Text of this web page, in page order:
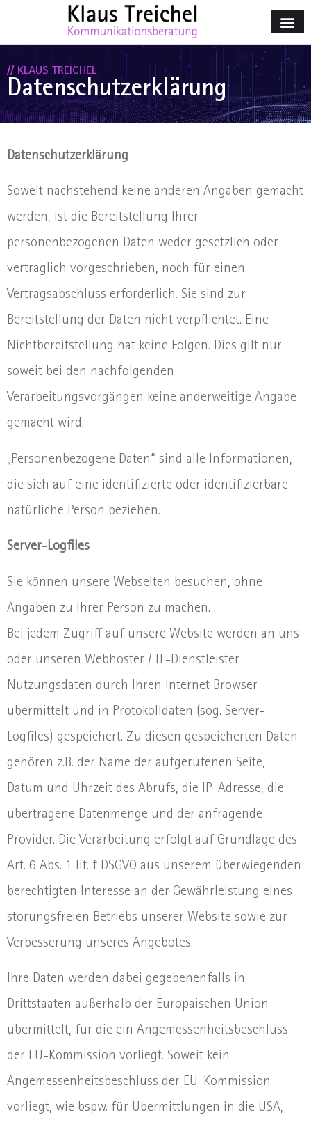
// KLAUS TREICHEL
Datenschutzerklärung
Datenschutzerklärung
Soweit nachstehend keine anderen Angaben gemacht
werden, ist die Bereitstellung Ihrer
personenbezogenen Daten weder gesetzlich oder
vertraglich vorgeschrieben, noch für einen
Vertragsabschluss erforderlich. Sie sind zur
Bereitstellung der Daten nicht verpflichtet. Eine
Nichtbereitstellung hat keine Folgen. Dies gilt nur
soweit bei den nachfolgenden
Verarbeitungsvorgängen keine anderweitige Angabe
gemacht wird.
„Personenbezogene Daten“ sind alle Informationen,
die sich auf eine identifizierte oder identifizierbare
natürliche Person beziehen.
Server-Logfiles
Sie können unsere Webseiten besuchen, ohne
Angaben zu Ihrer Person zu machen.
Bei jedem Zugriff auf unsere Website werden an uns
oder unseren Webhoster / IT-Dienstleister
Nutzungsdaten durch Ihren Internet Browser
übermittelt und in Protokolldaten (sog. Server-
Logfiles) gespeichert. Zu diesen gespeicherten Daten
gehören z.B. der Name der aufgerufenen Seite,
Datum und Uhrzeit des Abrufs, die IP-Adresse, die
übertragene Datenmenge und der anfragende
Provider. Die Verarbeitung erfolgt auf Grundlage des
Art. 6 Abs. 1 lit. f DSGVO aus unserem überwiegenden
berechtigten Interesse an der Gewährleistung eines
störungsfreien Betriebs unserer Website sowie zur
Verbesserung unseres Angebotes.
Ihre Daten werden dabei gegebenenfalls in
Drittstaaten außerhalb der Europäischen Union
übermittelt, für die ein Angemessenheitsbeschluss
der EU-Kommission vorliegt. Soweit kein
Angemessenheitsbeschluss der EU-Kommission
vorliegt, wie bspw. für Übermittlungen in die USA,